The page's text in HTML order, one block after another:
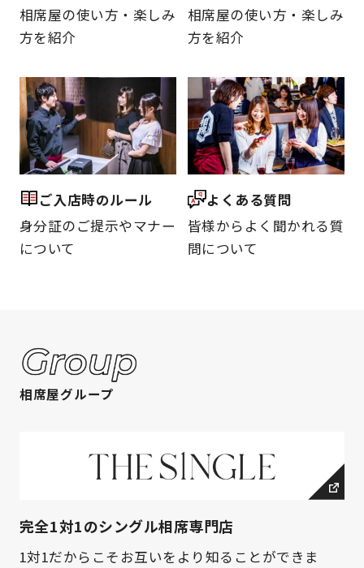
相席屋の使い方・楽しみ
方を紹介
相席屋の使い方・楽しみ
方を紹介
ご入店時のルール
身分証のご提示やマナー
について
よくある質問
皆様からよく聞かれる質
問について
相席屋グループ
完全1対1のシングル相席専門店
1対1だからこそお互いをより知ることができま